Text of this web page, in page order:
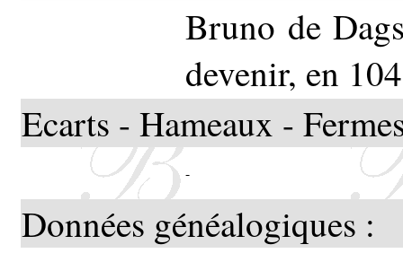
Bruno de
devenir, en
Ecarts - Hameaux -
-
Données généalogiques :